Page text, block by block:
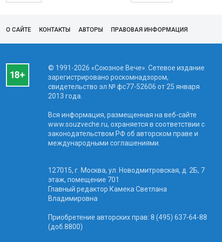
О САЙТЕ КОНТАКТЫ АВТОРЫ ПРАВОВАЯ ИНФОРМАЦИЯ
© 1991-2026 «Союзное Вече». Сетевое издание
зарегистрировано роскомнадзором,
свидетельство эл № фc77-52606 от 25 января
2013 года.
Вся информация, размещенная на веб-сайте
www.souzveche.ru, охраняется в соответствии с
законодательством РФ об авторском праве и
международными соглашениями.
127015, г. Москва, ул. Новодмитровская, д. 2Б, 7
этаж, помещение 701
Главный редактор Камека Светлана
Владимировна
Приобретение авторских прав: 8 (495) 637-64-88
(доб.8800)